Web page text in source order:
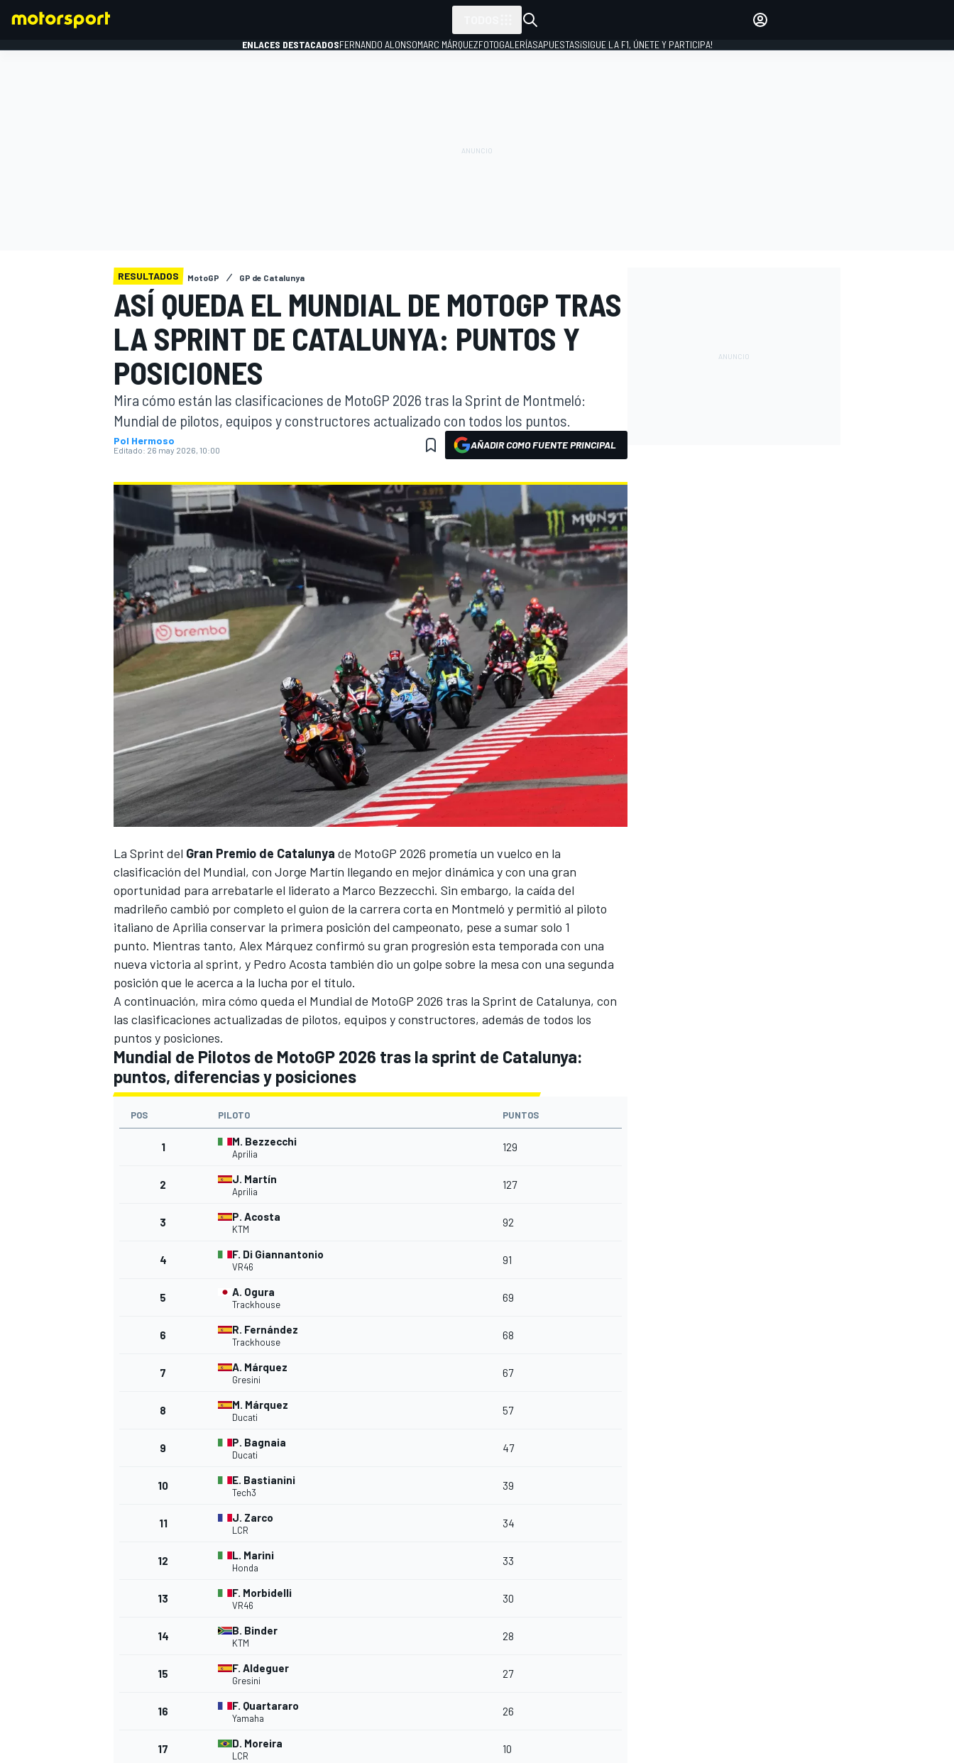
WEC FÓRMULA E
ENLACES DESTACADOSFERNANDO ALONSOMARC MÁRQUEZFOTOGALERÍASAPUESTAS¡SIGUE LA F1, ÚNETE Y PARTICIPA!
RESULTADOS MotoGP GP de Catalunya
ASÍ QUEDA EL MUNDIAL DE MOTOGP TRAS
LA SPRINT DE CATALUNYA: PUNTOS Y
POSICIONES
Mira cómo están las clasificaciones de MotoGP 2026 tras la Sprint de Montmeló:
Mundial de pilotos, equipos y constructores actualizado con todos los puntos.
Pol Hermoso
Editado: 26 may 2026, 10:00 AÑADIR COMO FUENTE PRINCIPAL
La Sprint del Gran Premio de Catalunya de MotoGP 2026 prometía un vuelco en la
clasificación del Mundial, con Jorge Martín llegando en mejor dinámica y con una gran
oportunidad para arrebatarle el liderato a Marco Bezzecchi. Sin embargo, la caída del
madrileño cambió por completo el guion de la carrera corta en Montmeló y permitió al piloto
italiano de Aprilia conservar la primera posición del campeonato, pese a sumar solo 1
punto. Mientras tanto, Alex Márquez confirmó su gran progresión esta temporada con una
nueva victoria al sprint, y Pedro Acosta también dio un golpe sobre la mesa con una segunda
posición que le acerca a la lucha por el título.
A continuación, mira cómo queda el Mundial de MotoGP 2026 tras la Sprint de Catalunya, con
las clasificaciones actualizadas de pilotos, equipos y constructores, además de todos los
puntos y posiciones.
Mundial de Pilotos de MotoGP 2026 tras la sprint de Catalunya:
puntos, diferencias y posiciones
POS PILOTO PUNTOS
1 M. Bezzecchi
Aprilia
129
2 J. Martín
Aprilia
127
3 P. Acosta
KTM
92
4 F. Di Giannantonio
VR46
91
5 A. Ogura
Trackhouse
69
6 R. Fernández
Trackhouse
68
7 A. Márquez
Gresini
67
8 M. Márquez
Ducati
57
9 P. Bagnaia
Ducati
47
10 E. Bastianini
Tech3
39
11 J. Zarco
LCR
34
12 L. Marini
Honda
33
13 F. Morbidelli
VR46
30
14 B. Binder
KTM
28
15 F. Aldeguer
Gresini
27
16 F. Quartararo
Yamaha
26
17 D. Moreira
LCR
10